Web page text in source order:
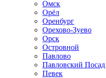
Омск
Орёл
Оренбург
Орехово-Зуево
Орск
Островной
Павлово
Павловский Посад
Певек